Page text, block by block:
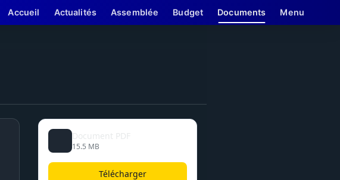
Accueil Actualités Assemblée Budget Documents Menu
Document PDF
15.5 MB
Télécharger